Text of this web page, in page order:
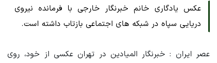
عکس یادگاری خانم خبرنگار خارجی با فرمانده نیروی
دریایی سپاه در شبکه های اجتماعی بازتاب داشته است.
عصر ایران : خبرنگار المیادین در تهران عکسی از خود، روی